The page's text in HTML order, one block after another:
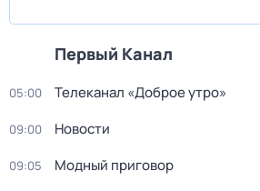
Первый Канал
05:00 Телеканал «Доброе утро»
09:00 Новости
09:05 Модный приговор